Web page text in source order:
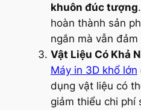
khuôn đúc tượng
hoàn thành sản
ngắn mà vẫn
Vật Liệu Có Khả
Máy in 3D khổ lớn
dụng vật liệu có
giảm thiểu chi phí